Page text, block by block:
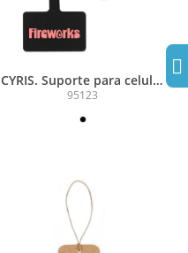
CYRIS. Suporte para celular
pensado para garantir
transporte
95123